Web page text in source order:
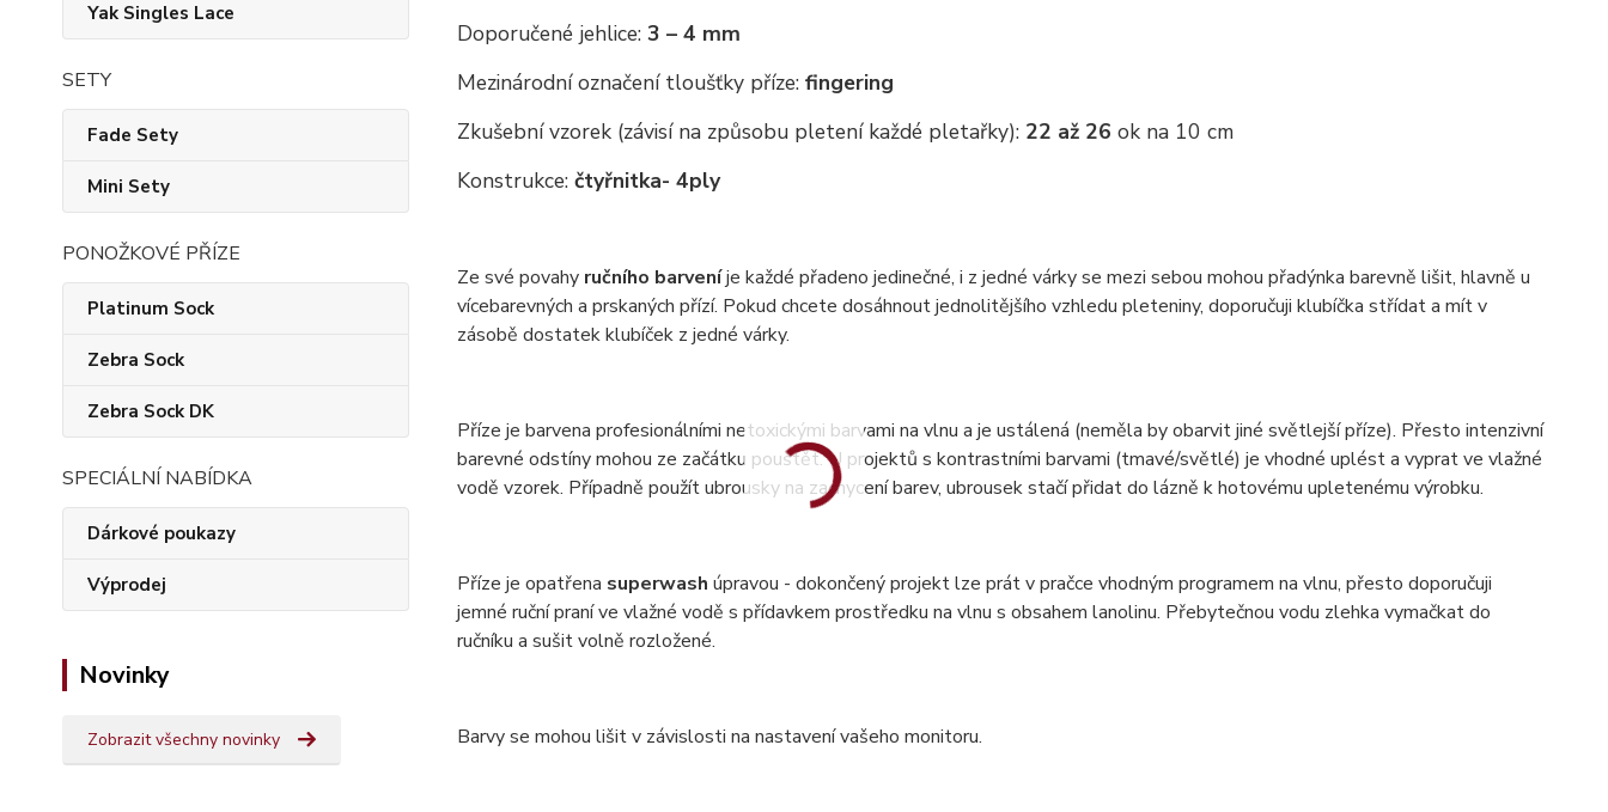
Yak Singles Lace
SETY
Fade Sety
Mini Sety
PONOŽKOVÉ PŘÍZE
Platinum Sock
Zebra Sock
Zebra Sock DK
SPECIÁLNÍ NABÍDKA
Dárkové poukazy
Výprodej
Novinky
Zobrazit všechny novinky
Doporučené jehlice: 3 – 4 mm
Mezinárodní označení tloušťky příze: fingering
Zkušební vzorek (závisí na způsobu pletení každé pletařky): 22 až 26 ok na 10 cm
Konstrukce: čtyřnitka- 4ply
Ze své povahyručního barveníje každé přadeno jedinečné, i z jedné várky se mezi sebou mohou přadýnka barevně lišit, hlavně u
vícebarevných a prskaných přízí. Pokud chcete dosáhnout jednolitějšího vzhledu pleteniny, doporučuji klubíčka střídat a mít v
zásobě dostatek klubíček z jedné várky.
Příze je barvena profesionálními netoxickými barvami na vlnu a je ustálená (neměla by obarvit jiné světlejší příze). Přesto intenzivní
barevné odstíny mohou ze začátku pouštět. U projektů s kontrastními barvami (tmavé/světlé) je vhodné uplést a vyprat ve vlažné
vodě vzorek. Případně použít ubrousky na zachycení barev, ubrousek stačí přidat do lázně k hotovému upletenému výrobku.
Příze je opatřena superwash úpravou - dokončený projekt lze prát v pračce vhodným programem na vlnu, přesto doporučuji
jemné ruční praní ve vlažné vodě s přídavkem prostředku na vlnu s obsahem lanolinu. Přebytečnou vodu zlehka vymačkat do
ručníku a sušit volně rozložené.
Barvy se mohou lišit v závislosti na nastavení vašeho monitoru.